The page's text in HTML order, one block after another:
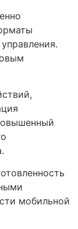
мобильной